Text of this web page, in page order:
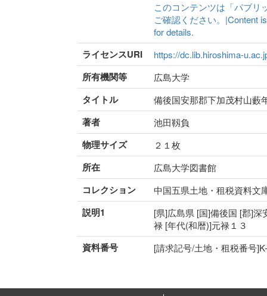
このコンテンツは「パブリ
ご確認ください。|Content
for details.
ライセンスURI https://dc.lib.hiroshima-
所有機関等 広島大学
タイトル 備後国安那郡下加茂村山藪
著者 池田靱負
物理サイズ ２１枚
所在 広島大学図書館
コレクション 中国五県土地・租税資料文
説明1
[県]広島県 [国]備後国 [郡]
禄 [年代(和暦)]元禄１３
資料番号 [請求記号/土地・租税番号